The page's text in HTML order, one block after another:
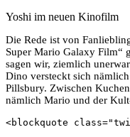
Yoshi im neuen Kinofilm
Die Rede ist von
Super Mario Galaxy Film“
sagen wir, ziemlich
Dino versteckt sich
Pillsbury. Zwischen
nämlich Mario und der
<blockquote